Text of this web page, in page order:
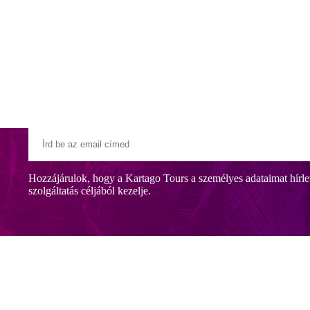
gyönyörű homokos tengerparton, Hammamet északi részén, kb.
Hozzájárulok, hogy a Kartago Tours a személyes adataimat
szolgáltatás céljából kezelje.